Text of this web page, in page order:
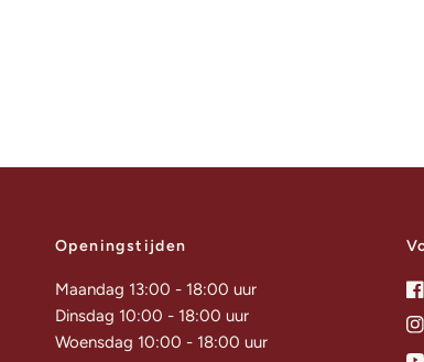
Openingstijden
Maandag 13:00 - 18:00 uur
Dinsdag 10:00 - 18:00 uur
Woensdag 10:00 - 18:00 uur